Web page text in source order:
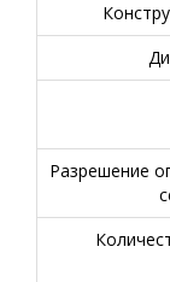
Разрешение